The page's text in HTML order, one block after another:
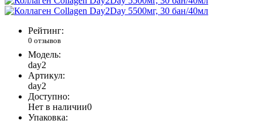
Рейтинг:
0 отзывов
Модель:
day2
Артикул:
day2
Доступно:
Нет в наличии0
Упаковка: